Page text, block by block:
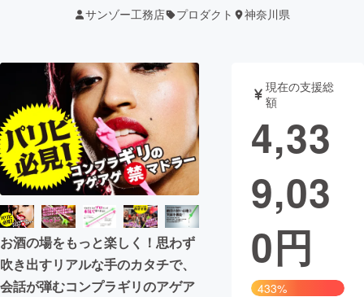
テクノロジー・ガジェット
映像・映画 書籍・雑誌
ビジネス・起業 チャレンジ
まちづくり・地域活性化
CAMPFIRE for Social Good
CAMPFIRE Creation
サンゾー工務店 プロダクト 神奈川県
お酒の場をもっと楽しく！思わず
吹き出すリアルな手のカタチで、
会話が弾むコンプラギリのアゲア
現在の支援総
額
4,33
9,03
0円
433%